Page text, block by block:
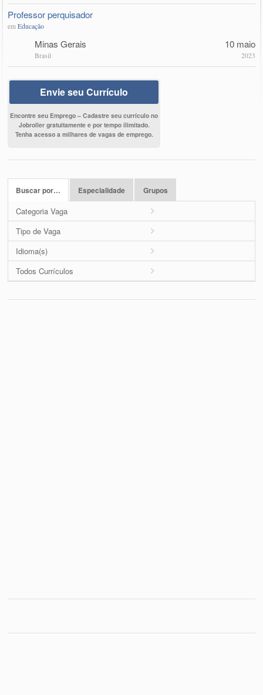
Professor perquisador
emEducação
Minas Gerais
Brasil
10 maio
2023
Envie seu Currículo
Encontre seu Emprego – Cadastre seu currículo no
Jobroller gratuitamente e por tempo ilimitado.
Tenha acesso a milhares de vagas de emprego.
Buscar por… Especialidade Grupos
Categoria Vaga
Tipo de Vaga
Idioma(s)
Todos Currículos